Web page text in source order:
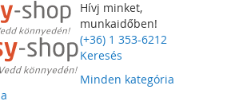
Hívj minket,
munkaidőben!
(+36) 1 353-6212
Keresés
Minden kategória